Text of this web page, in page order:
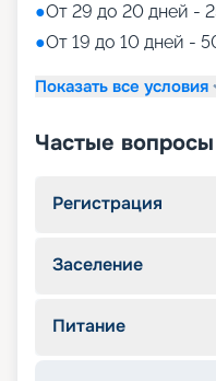
●От 29 до 20 дней -
●От 19 до 10 дней -
Показать все условия
Частые вопросы
Регистрация
Заселение
Питание